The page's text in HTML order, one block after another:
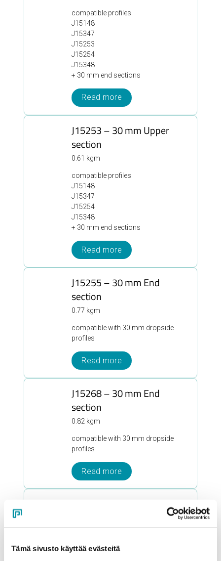
Tämä sivusto käyttää evästeitä
compatible profiles
J15148
J15347
J15253
J15254
J15348
+ 30 mm end sections
Read more
J15253 – 30 mm Upper
section
0.61 kgm
compatible profiles
J15148
J15347
J15254
J15348
+ 30 mm end sections
Read more
J15255 – 30 mm End
section
0.77 kgm
compatible with 30 mm dropside
profiles
Read more
J15268 – 30 mm End
section
0.82 kgm
compatible with 30 mm dropside
profiles
Read more
Read more